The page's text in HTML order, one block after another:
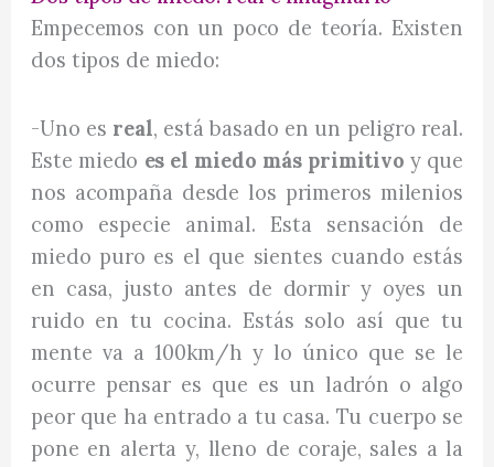
Empecemos con un poco de teoría. Existen
dos tipos de miedo:
-Uno es real, está basado en un peligro real.
Este miedo es el miedo más primitivo y que
nos acompaña desde los primeros milenios
como especie animal. Esta sensación de
miedo puro es el que sientes cuando estás
en casa, justo antes de dormir y oyes un
ruido en tu cocina. Estás solo así que tu
mente va a 100km/h y lo único que se le
ocurre pensar es que es un ladrón o algo
peor que ha entrado a tu casa. Tu cuerpo se
pone en alerta y, lleno de coraje, sales a la